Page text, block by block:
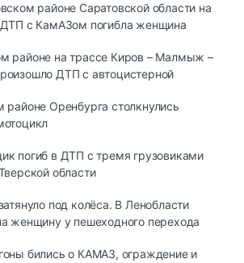
районе Саратовской области на
ДТП с КамАЗом погибла женщина
районе на трассе Киров – Малмыж –
ДТП с автоцистерной
районе Оренбурга столкнулись
погиб в ДТП с тремя грузовиками
области
под колёса. В Ленобласти
женщину у пешеходного перехода
бились о КАМАЗ, ограждение и